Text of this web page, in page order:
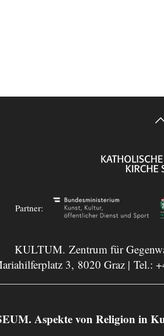
Partner:
KULTUM. Zentrum für
3, 8020 Graz | Tel.:
Aspekte von Religion in